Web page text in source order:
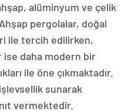
alüminyum ve çelik
pergolalar, doğal
ile tercih edilirken,
daha modern bir
ile öne çıkmaktadır.
sunarak
vermektedir.